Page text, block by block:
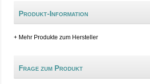
Produkt-Information
+ Mehr Produkte zum Hersteller
Frage zum Produkt